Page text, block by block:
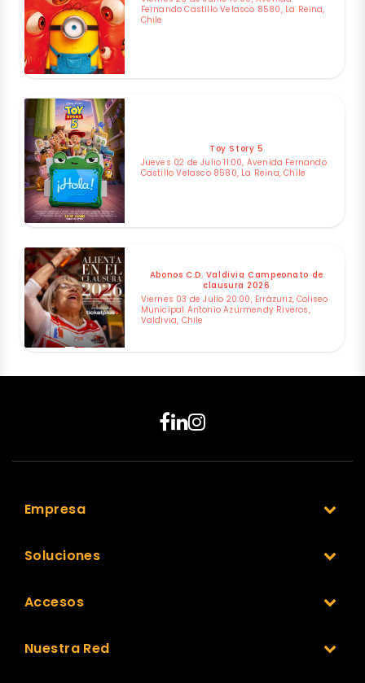
Fernando Castillo Velasco 8580, La Reina,
Chile
Toy Story 5
Jueves 02 de Julio 11:00, Avenida Fernando
Castillo Velasco 8580, La Reina, Chile
Abonos C.D. Valdivia Campeonato de
clausura 2026
Viernes 03 de Julio 20:00, Errázuriz, Coliseo
Municipal Antonio Azurmendy Riveros,
Valdivia, Chile
Empresa
Soluciones
Accesos
Nuestra Red